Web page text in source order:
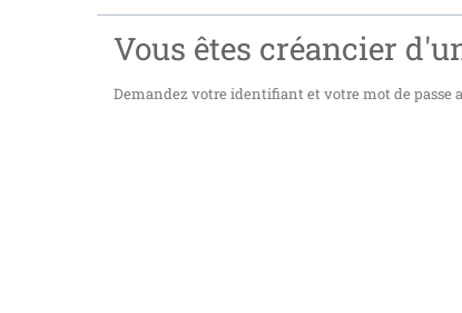
Vous êtes créancier
Demandez votre identifiant et votre mot de passe